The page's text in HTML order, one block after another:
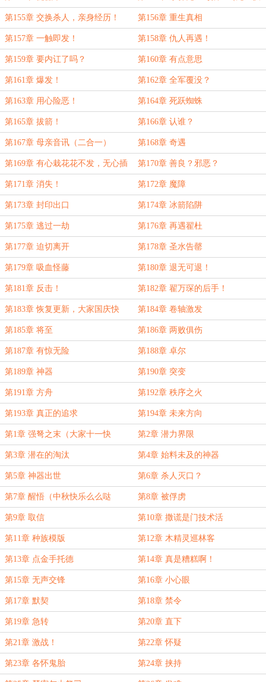
乐！！！）
第155章 交换杀人，亲身经历！
（二合一，给浅行弋止的和氏璧加
更！）
第156章 重生真相
第157章 一触即发！ 第158章 仇人再遇！
第159章 要内讧了吗？ 第160章 有点意思
第161章 爆发！ 第162章 全军覆没？
第163章 用心险恶！ 第164章 死跃蜘蛛
第165章 拔箭！ 第166章 认谁？
第167章 母亲音讯（二合一） 第168章 奇遇
第169章 有心栽花花不发，无心插
柳柳成荫
第170章 善良？邪恶？
第171章 消失！ 第172章 魔障
第173章 封印出口 第174章 冰箭陷阱
第175章 逃过一劫 第176章 再遇翟杜
第177章 迫切离开 第178章 圣水告罄
第179章 吸血怪藤 第180章 退无可退！
第181章 反击！ 第182章 翟万琛的后手！
第183章 恢复更新，大家国庆快
乐！O(∩_∩)O~
第184章 卷轴激发
第185章 将至 第186章 两败俱伤
第187章 有惊无险 第188章 卓尔
第189章 神器 第190章 突变
第191章 方舟 第192章 秩序之火
第193章 真正的追求 第194章 未来方向
第1章 强弩之末（大家十一快
乐！）
第2章 潜力界限
第3章 潜在的淘汰 第4章 始料未及的神器
第5章 神器出世 第6章 杀人灭口？
第7章 醒悟（中秋快乐么么哒
~O(∩_∩)O~）
第8章 被俘虏
第9章 取信 第10章 撒谎是门技术活
第11章 种族模版 第12章 木精灵巡林客
第13章 点金手托德 第14章 真是糟糕啊！
第15章 无声交锋 第16章 小心眼
第17章 默契 第18章 禁令
第19章 急转 第20章 直下
第21章 激战！ 第22章 怀疑
第23章 各怀鬼胎 第24章 挟持